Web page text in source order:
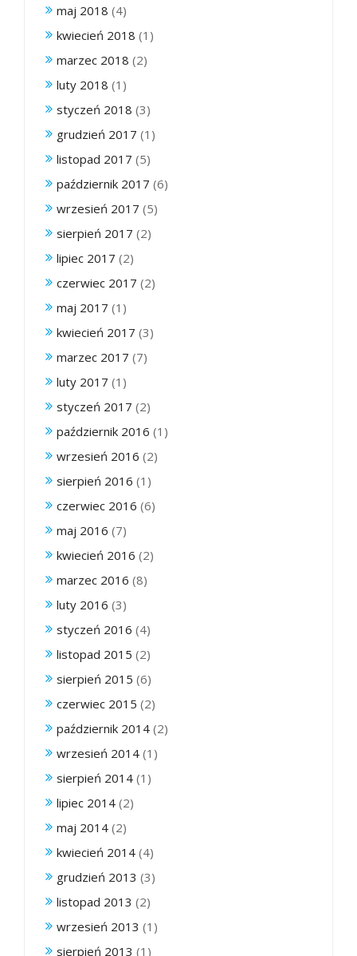
maj 2018 (4)
kwiecień 2018 (1)
marzec 2018 (2)
luty 2018 (1)
styczeń 2018 (3)
grudzień 2017 (1)
listopad 2017 (5)
październik 2017 (6)
wrzesień 2017 (5)
sierpień 2017 (2)
lipiec 2017 (2)
czerwiec 2017 (2)
maj 2017 (1)
kwiecień 2017 (3)
marzec 2017 (7)
luty 2017 (1)
styczeń 2017 (2)
październik 2016 (1)
wrzesień 2016 (2)
sierpień 2016 (1)
czerwiec 2016 (6)
maj 2016 (7)
kwiecień 2016 (2)
marzec 2016 (8)
luty 2016 (3)
styczeń 2016 (4)
listopad 2015 (2)
sierpień 2015 (6)
czerwiec 2015 (2)
październik 2014 (2)
wrzesień 2014 (1)
sierpień 2014 (1)
lipiec 2014 (2)
maj 2014 (2)
kwiecień 2014 (4)
grudzień 2013 (3)
listopad 2013 (2)
wrzesień 2013 (1)
sierpień 2013 (1)